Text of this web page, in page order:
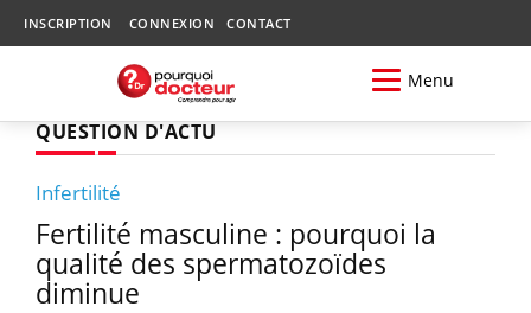
INSCRIPTION CONNEXION CONTACT
Menu
QUESTION D'ACTU
Infertilité
Fertilité masculine : pourquoi la
qualité des spermatozoïdes
diminue